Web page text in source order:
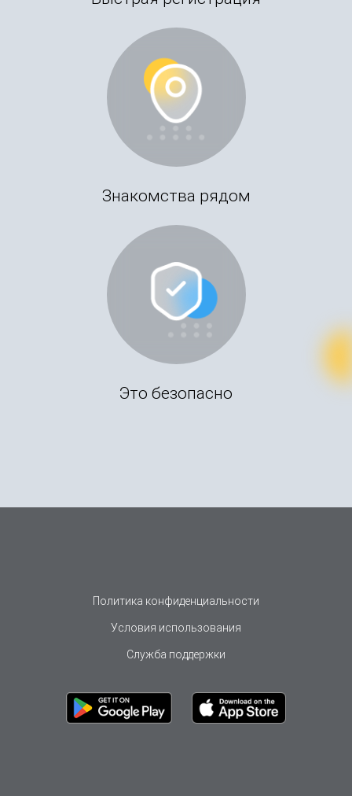
Знакомства рядом
Это безопасно
Политика конфиденциальности
Условия использования
Служба поддержки